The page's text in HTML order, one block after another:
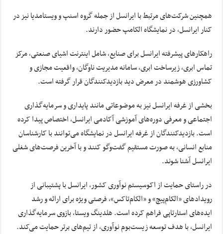
همچنین شرکت‌های مرتبط با ایرانسل از جمله گروه اسنپ و ویستامدیا نیز در
کنار ایرانسل، در نمایشگاه الکامپ حضور دارند.
راهکارهای پیشرفته ایرانسل برای صنایع، شامل اینترنت اشیای صنعتی، مرکز
تماس ابری، زیرساخت ابری، سامانه مدیریت ناوگان، واقعیت مجازی و
کشاورزی هوشمند در معرض دید بازدیدکنندگان قرار گرفته است.
بخشی از غرفه ایرانسل نیز به موضوعاتی مانند پایداری و سرمایه‌گذاری
اجتماعی و معرفی دوره‌های آموزشی آکادمی ایرانسل، اختصاص پیدا کرده
است. بازدیدکنندگان از غرفه ایرانسل در نمایشگاه می‌توانند با کارشناسان
منابع انسانی، به صورت مستقیم گفت‌وگو کنند و با آخرین فرصت‌های شغلی
ایرانسل آشنا شوند.
در راستای حمایت از اکوسیستم نوآوری کشور، ایرانسل با پشتیبانی از
رویدادهای «الکام‌پیچ» و «الکام‌تاکس»، فرصتی ویژه برای ارائه و رشد
ایده‌های استارتاپی فراهم کرده است. هلدینگ ویستا، بازوی سرمایه‌گذاری
ایرانسل، با هدف توسعه زیست‌بوم نوآوری، از تیم‌های برتر حمایت می‌کند.